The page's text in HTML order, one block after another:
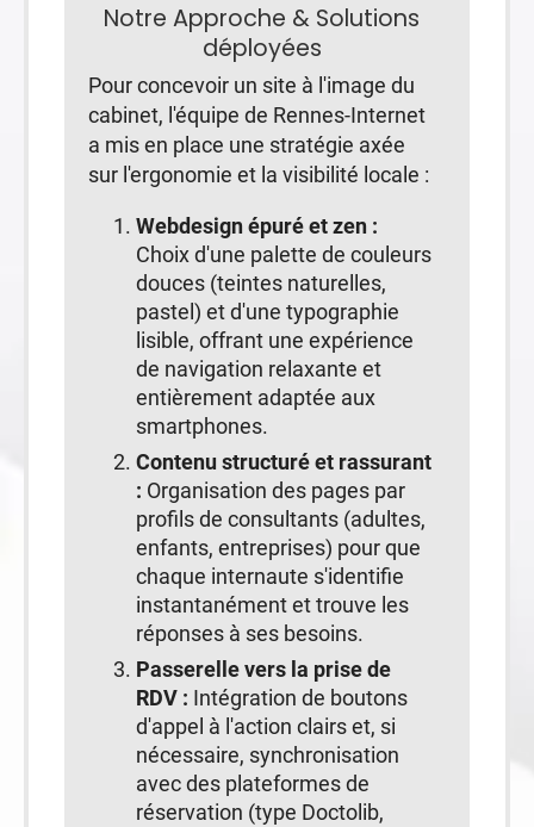
Notre Approche & Solutions
déployées
Pour concevoir un site à l'image du
cabinet, l'équipe de Rennes-Internet
a mis en place une stratégie axée
sur l'ergonomie et la visibilité locale :
Webdesign épuré et zen :
Choix d'une palette de couleurs
douces (teintes naturelles,
pastel) et d'une typographie
lisible, offrant une expérience
de navigation relaxante et
entièrement adaptée aux
smartphones.
Contenu structuré et rassurant
: Organisation des pages par
profils de consultants (adultes,
enfants, entreprises) pour que
chaque internaute s'identifie
instantanément et trouve les
réponses à ses besoins.
Passerelle vers la prise de
RDV : Intégration de boutons
d'appel à l'action clairs et, si
nécessaire, synchronisation
avec des plateformes de
réservation (type Doctolib,